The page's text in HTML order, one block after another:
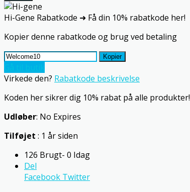
Hi-Gene Rabatkode ➜ Få din 10% rabatkode her!
Kopier denne rabatkode og brug ved betaling
Kopier
Virkede den? Rabatkode beskrivelse
Koden her sikrer dig 10% rabat på alle produkter!
Udløber: No Expires
Tilføjet : 1 år siden
126 Brugt- 0 Idag
Del
Facebook Twitter